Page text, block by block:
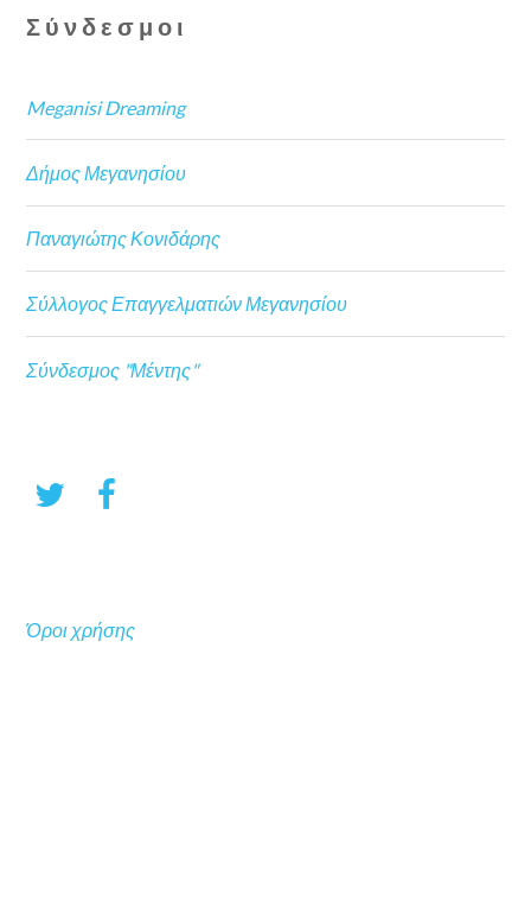
Σύνδεσμοι
Meganisi Dreaming
Δήμος Μεγανησίου
Παναγιώτης Κονιδάρης
Σύλλογος Επαγγελματιών Μεγανησίου
Σύνδεσμος "Μέντης"
Όροι χρήσης